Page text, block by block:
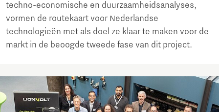
techno-economische en duurzaamheidsanalyses,
vormen de routekaart voor Nederlandse
technologieën met als doel ze klaar te maken voor de
markt in de beoogde tweede fase van dit project.